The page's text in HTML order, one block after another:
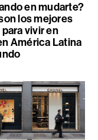
en mudarte?
los mejores
vivir en
América Latina